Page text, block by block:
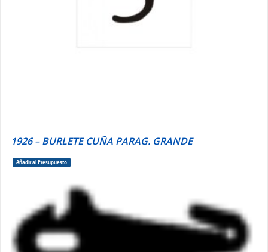
1926 – BURLETE CUÑA PARAG. GRANDE
Añadir al Presupuesto